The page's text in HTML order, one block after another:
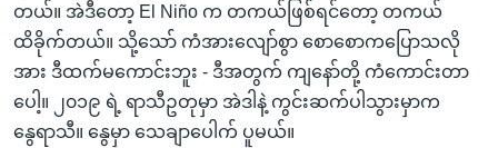
တယ်။ အဲဒီတော့ El Niño က တကယ်ဖြစ်ရင်တော့ တကယ်
ထိခိုက်တယ်။ သို့သော် ကံအားလျော်စွာ စောစောကပြောသလို
အား ဒီထက်မကောင်းဘူး - ဒီအတွက် ကျနော်တို့ ကံကောင်းတာ
ပေါ့။ ၂၀၁၉ ရဲ့ ရာသီဥတုမှာ အဲဒါနဲ့ ကွင်းဆက်ပါသွားမှာက
နွေရာသီ။ နွေမှာ သေချာပေါက် ပူမယ်။